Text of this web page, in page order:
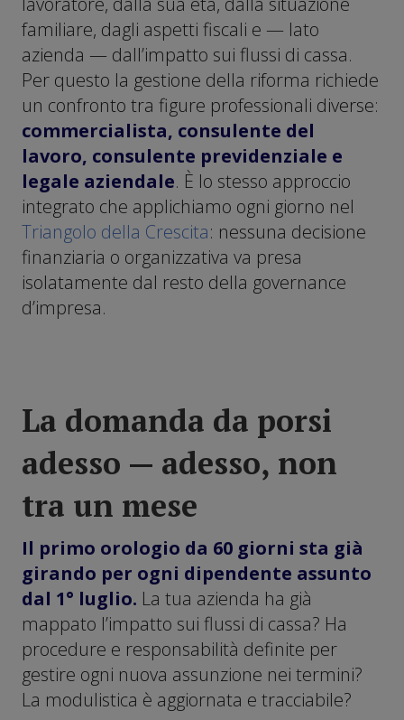
familiare, dagli aspetti fiscali e — lato
azienda — dall’impatto sui flussi di cassa.
Per questo la gestione della riforma richiede
un confronto tra figure professionali diverse:
commercialista, consulente del
lavoro, consulente previdenziale e
legale aziendale. È lo stesso approccio
integrato che applichiamo ogni giorno nel
Triangolo della Crescita: nessuna decisione
finanziaria o organizzativa va presa
isolatamente dal resto della governance
d’impresa.
La domanda da porsi
adesso — adesso, non
tra un mese
Il primo orologio da 60 giorni sta già
girando per ogni dipendente assunto
dal 1° luglio. La tua azienda ha già
mappato l’impatto sui flussi di cassa? Ha
procedure e responsabilità definite per
gestire ogni nuova assunzione nei termini?
La modulistica è aggiornata e tracciabile?